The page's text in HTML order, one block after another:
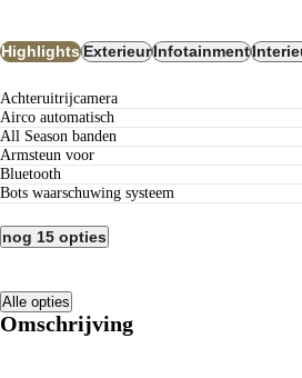
HighlightsExterieurInfotainment
Achteruitrijcamera
airco automatisch
All Season banden
Armsteun voor
Bluetooth
bots waarschuwing systeem
nog 15 opties
Alle opties
Omschrijving